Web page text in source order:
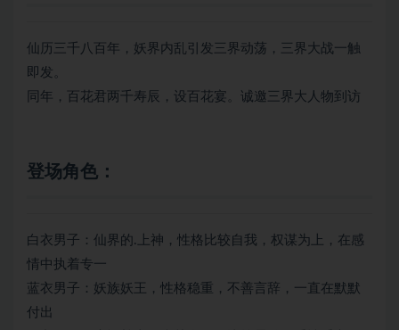
仙历三千八百年，妖界内乱引发三界动荡，三界大战一触
即发。
同年，百花君两千寿辰，设百花宴。诚邀三界大人物到访
登场角色：
白衣男子：仙界的.上神，性格比较自我，权谋为上，在感
情中执着专一
蓝衣男子：妖族妖王，性格稳重，不善言辞，一直在默默
付出